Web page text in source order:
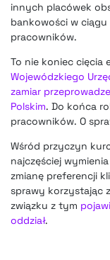
innych placówek
bankowości w ciągu
pracowników.
To nie koniec cięcia
Wojewódzkiego
zamiar
Polskim. Do końca
pracowników. O
Wśród przyczyn
najczęściej
zmianę preferencji
sprawy korzystając
związku z tym
oddział.